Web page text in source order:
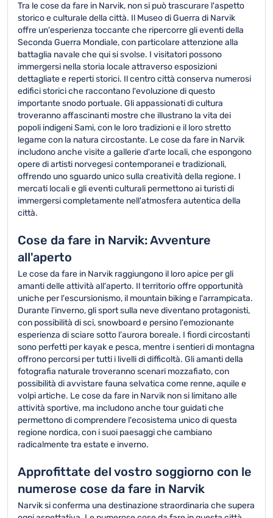
Tra le cose da fare in Narvik, non si può trascurare l'aspetto
storico e culturale della città. Il Museo di Guerra di Narvik
offre un'esperienza toccante che ripercorre gli eventi della
Seconda Guerra Mondiale, con particolare attenzione alla
battaglia navale che qui si svolse. I visitatori possono
immergersi nella storia locale attraverso esposizioni
dettagliate e reperti storici. Il centro città conserva numerosi
edifici storici che raccontano l'evoluzione di questo
importante snodo portuale. Gli appassionati di cultura
troveranno affascinanti mostre che illustrano la vita dei
popoli indigeni Sami, con le loro tradizioni e il loro stretto
legame con la natura circostante. Le cose da fare in Narvik
includono anche visite a gallerie d'arte locali, che espongono
opere di artisti norvegesi contemporanei e tradizionali,
offrendo uno sguardo unico sulla creatività della regione. I
mercati locali e gli eventi culturali permettono ai turisti di
immergersi completamente nell'atmosfera autentica della
città.
Cose da fare in Narvik: Avventure
all'aperto
Le cose da fare in Narvik raggiungono il loro apice per gli
amanti delle attività all'aperto. Il territorio offre opportunità
uniche per l'escursionismo, il mountain biking e l'arrampicata.
Durante l'inverno, gli sport sulla neve diventano protagonisti,
con possibilità di sci, snowboard e persino l'emozionante
esperienza di sciare sotto l'aurora boreale. I fiordi circostanti
sono perfetti per kayak e pesca, mentre i sentieri di montagna
offrono percorsi per tutti i livelli di difficoltà. Gli amanti della
fotografia naturale troveranno scenari mozzafiato, con
possibilità di avvistare fauna selvatica come renne, aquile e
volpi artiche. Le cose da fare in Narvik non si limitano alle
attività sportive, ma includono anche tour guidati che
permettono di comprendere l'ecosistema unico di questa
regione nordica, con i suoi paesaggi che cambiano
radicalmente tra estate e inverno.
Approfittate del vostro soggiorno con le
numerose cose da fare in Narvik
Narvik si conferma una destinazione straordinaria che supera